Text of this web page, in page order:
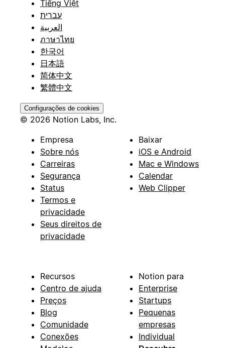
Tiếng Việt
עברית
العربية
ภาษาไทย
한국어
日本語
简体中文
繁體中文
Configurações de cookies
© 2026 Notion Labs, Inc.
Empresa
Sobre nós
Carreiras
Segurança
Status
Termos e
privacidade
Seus direitos de
privacidade
Baixar
iOS e Android
Mac e Windows
Calendar
Web Clipper
Recursos
Centro de ajuda
Preços
Blog
Comunidade
Conexões
Notion para
Enterprise
Startups
Pequenas
empresas
Individual